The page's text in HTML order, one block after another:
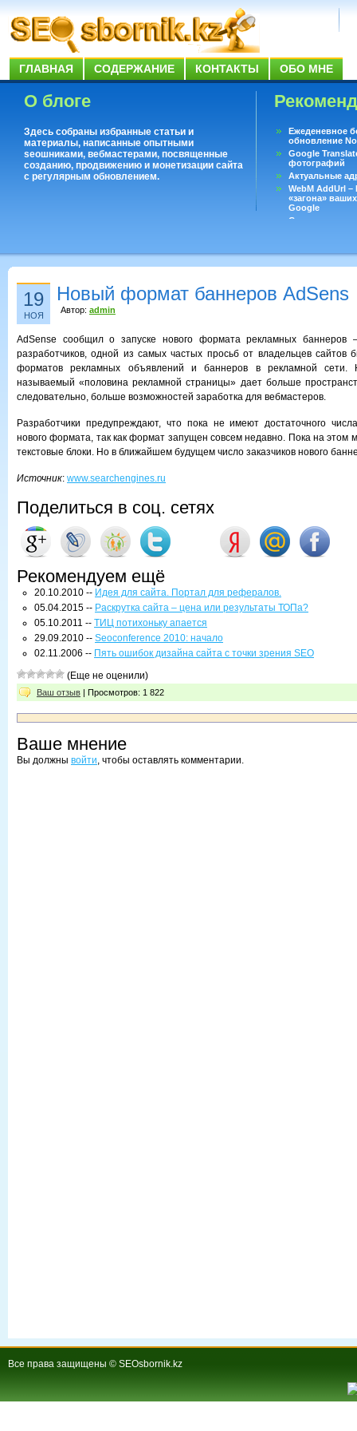
ГЛАВНАЯ СОДЕРЖАНИЕ КОНТАКТЫ ОБО МНЕ
О блоге
Здесь собраны избранные статьи и
материалы, написанные опытными
seoшниками, вебмастерами, посвященные
созданию, продвижению и монетизации сайта
с регулярным обновлением.
Ежеденевное
обновление
Google
фотографий
Актуальные
WebM AddUrl
«загона»
Google
Существует
19
НОЯ
Новый формат баннеров AdSens
Автор: admin
AdSense сообщил о запуске нового формата рекламных баннеров
разработчиков, одной из самых частых просьб от владельцев сайтов
форматов рекламных объявлений и баннеров в рекламной сети.
называемый «половина рекламной страницы» дает больше
следовательно, больше возможностей заработка для вебмастеров.
Разработчики предупреждают, что пока не имеют достаточного
нового формата, так как формат запущен совсем недавно. Пока на этом
текстовые блоки. Но в ближайшем будущем число заказчиков нового
Источник: www.searchengines.ru
Поделиться в соц. сетях
Рекомендуем ещё
20.10.2010 -- Идея для сайта. Портал для рефералов.
05.04.2015 -- Раскрутка сайта – цена или результаты ТОПа?
05.10.2011 -- ТИЦ потихоньку апается
29.09.2010 -- Seoconference 2010: начало
02.11.2006 -- Пять ошибок дизайна сайта с точки зрения SEO
(Еще не оценили)
Ваш отзыв | Просмотров: 1 822
Ваше мнение
Вы должны войти, чтобы оставлять комментарии.
Все права защищены © SEOsbornik.kz